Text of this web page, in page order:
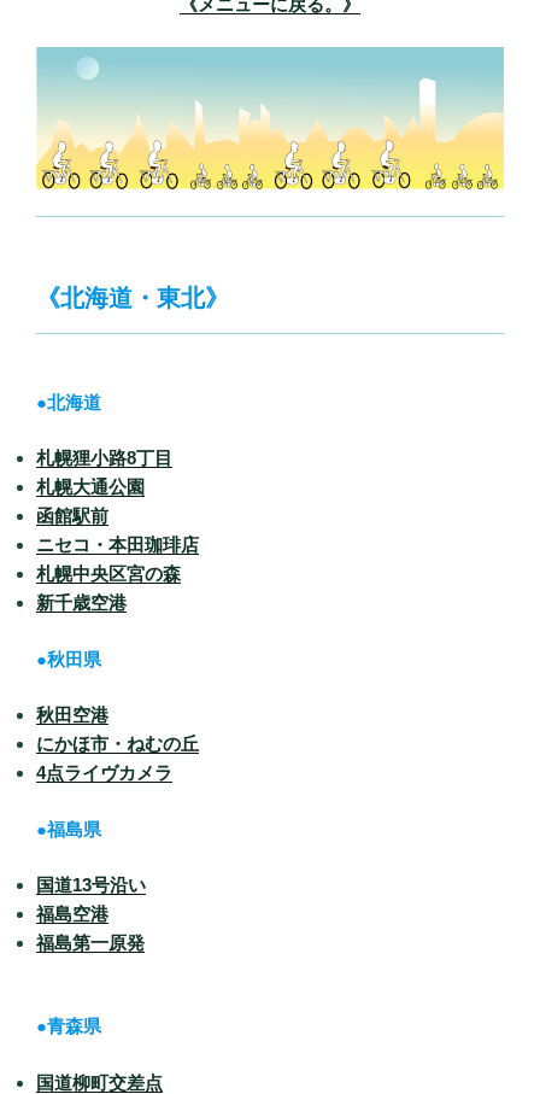
《メニューに戻る。》
《北海道・東北》
●北海道
札幌狸小路8丁目
札幌大通公園
函館駅前
ニセコ・本田珈琲店
札幌中央区宮の森
新千歳空港
●秋田県
秋田空港
にかほ市・ねむの丘
4点ライヴカメラ
●福島県
国道13号沿い
福島空港
福島第一原発
●青森県
国道柳町交差点